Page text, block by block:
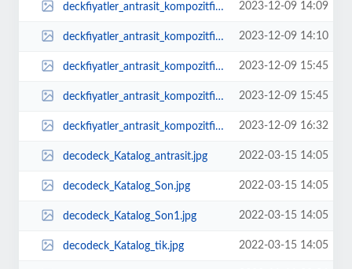
deckfiyatler_antrasit_kompozitfiyat_kompozitdeckfiyat_m2_zemin_kaplama_bahe__... 2023-12-09 14:09
deckfiyatler_antrasit_kompozitfiyat_kompozitdeckfiyat_m2_zemin_kaplama_bahe_E... 2023-12-09 14:10
deckfiyatler_antrasit_kompozitfiyat_kompozitdeckfiyat_m2_zemin_kaplama_bahe_E... 2023-12-09 15:45
deckfiyatler_antrasit_kompozitfiyat_kompozitdeckfiyat_m2_zemin_kaplama_bahe_E... 2023-12-09 15:45
deckfiyatler_antrasit_kompozitfiyat_kompozitdeckfiyat_m2_zemin_kaplama_bahe_e... 2023-12-09 16:32
decodeck_Katalog_antrasit.jpg 2022-03-15 14:05
decodeck_Katalog_Son.jpg 2022-03-15 14:05
decodeck_Katalog_Son1.jpg 2022-03-15 14:05
decodeck_Katalog_tik.jpg 2022-03-15 14:05